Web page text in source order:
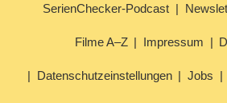
SerienChecker-Podcast
Filme A–Z Impressum
Datenschutzeinstellungen Jobs